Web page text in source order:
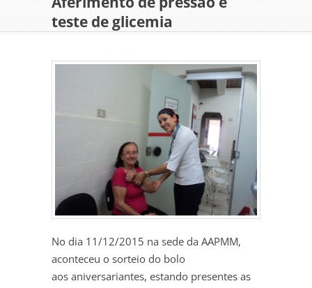
teste de glicemia
No dia 11/12/2015 na sede da AAPMM,
aconteceu o sorteio do bolo
aos aniversariantes, estando presentes as